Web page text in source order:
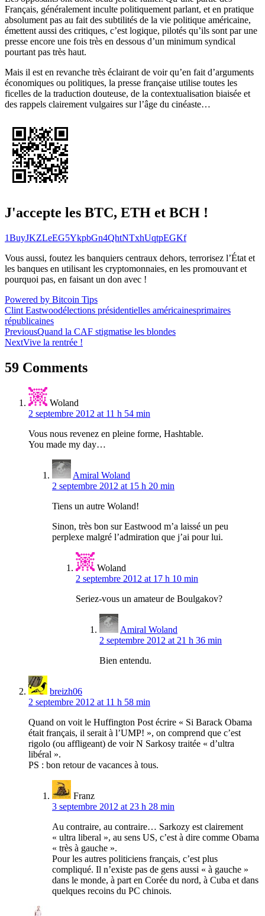
Français, généralement inculte politiquement parlant, et en pratique
absolument pas au fait des subtilités de la vie politique américaine,
émettent aussi des critiques, c’est logique, pilotés qu’ils sont par une
presse encore une fois très en dessous d’un minimum syndical
pourtant pas très haut.
Mais il est en revanche très éclairant de voir qu’en fait d’arguments
économiques ou politiques, la presse française utilise toutes les
ficelles de la traduction douteuse, de la contextualisation biaisée et
des rappels clairement vulgaires sur l’âge du cinéaste…
J'accepte les BTC, ETH et BCH !
1BuyJKZLeEG5YkpbGn4QhtNTxhUqtpEGKf
Vous aussi, foutez les banquiers centraux dehors, terrorisez l’État et
les banques en utilisant les cryptomonnaies, en les promouvant et
pourquoi pas, en faisant un don avec !
Powered by Bitcoin Tips
Clint Eastwoodélections présidentielles américainesprimaires
républicaines
Navigation
de
l’article
PreviousQuand la CAF stigmatise les blondes
NextVive la rentrée !
59 Comments
Woland
2 septembre 2012 at 11 h 54 min
Vous nous revenez en pleine forme, Hashtable.
You made my day…
Amiral Woland
2 septembre 2012 at 15 h 20 min
Tiens un autre Woland!
Sinon, très bon sur Eastwood m’a laissé un peu
perplexe malgré l’admiration que j’ai pour lui.
Woland
2 septembre 2012 at 17 h 10 min
Seriez-vous un amateur de Boulgakov?
Amiral Woland
2 septembre 2012 at 21 h 36 min
Bien entendu.
breizh06
2 septembre 2012 at 11 h 58 min
Quand on voit le Huffington Post écrire « Si Barack Obama
était français, il serait à l’UMP! », on comprend que c’est
rigolo (ou affligeant) de voir N Sarkosy traitée « d’ultra
libéral ».
PS : bon retour de vacances à tous.
Franz
3 septembre 2012 at 23 h 28 min
Au contraire, au contraire… Sarkozy est clairement
« ultra liberal », au sens US, c’est à dire comme Obama
« très à gauche ».
Pour les autres politiciens français, c’est plus
compliqué. Il n’existe pas de gens aussi « à gauche »
dans le monde, à part en Corée du nord, à Cuba et dans
quelques recoins du PC chinois.